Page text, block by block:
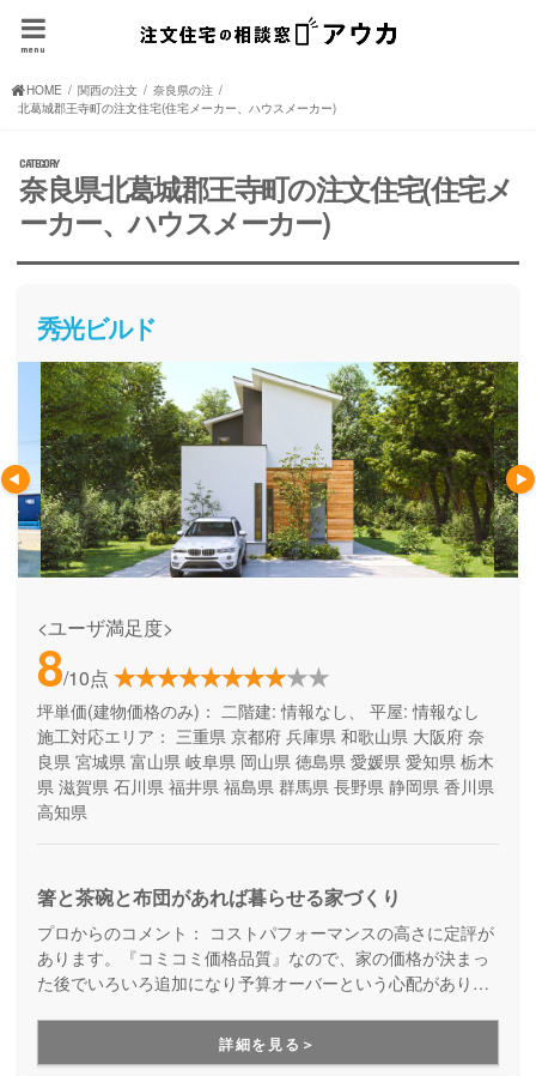
menu
HOME 関西の注文住宅(住宅メーカー、ハウスメーカー)
奈良県の注文住宅(住宅メーカー、ハウスメーカー)
北葛城郡王寺町の注文住宅(住宅メーカー、ハウスメーカー)
奈良県北葛城郡王寺町の注文住宅(住宅メ
ーカー、ハウスメーカー)
秀光ビルド
<ユーザ満足度>
8/10点
坪単価(建物価格のみ)： 二階建: 情報なし、 平屋: 情報なし
施工対応エリア： 三重県 京都府 兵庫県 和歌山県 大阪府 奈
良県 宮城県 富山県 岐阜県 岡山県 徳島県 愛媛県 愛知県 栃木
県 滋賀県 石川県 福井県 福島県 群馬県 長野県 静岡県 香川県
高知県
箸と茶碗と布団があれば暮らせる家づくり
プロからのコメント： コストパフォーマンスの高さに定評が
あります。『コミコミ価格品質』なので、家の価格が決まっ
た後でいろいろ追加になり予算オーバーという心配がありま
詳細を見る＞